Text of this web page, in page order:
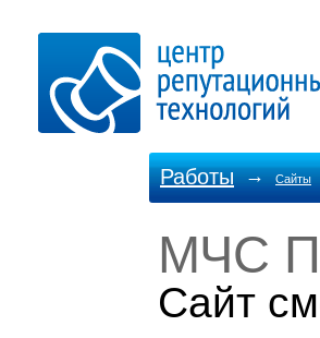
Работы → Сайты
МЧС
Cайт